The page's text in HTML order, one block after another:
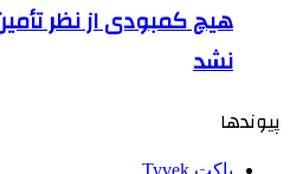
هیچ کمبودی از نظر
نشد
پیوندها
پاکت Tyvek